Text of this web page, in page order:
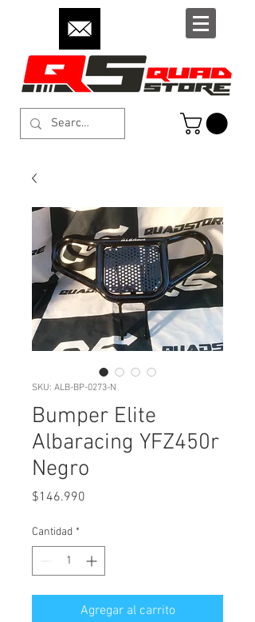
SKU: ALB-BP-0273-N
Bumper Elite
Albaracing YFZ450r
Negro
$146.990
Cantidad *
Agregar al carrito